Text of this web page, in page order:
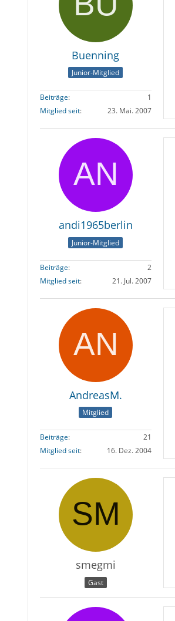
Buenning
Junior-Mitglied
Beiträge
1
Mitglied seit
23. Mai. 2007
andi1965berlin
Junior-Mitglied
Beiträge
2
Mitglied seit
21. Jul. 2007
AndreasM.
Mitglied
Beiträge
21
Mitglied seit
16. Dez. 2004
smegmi
Gast